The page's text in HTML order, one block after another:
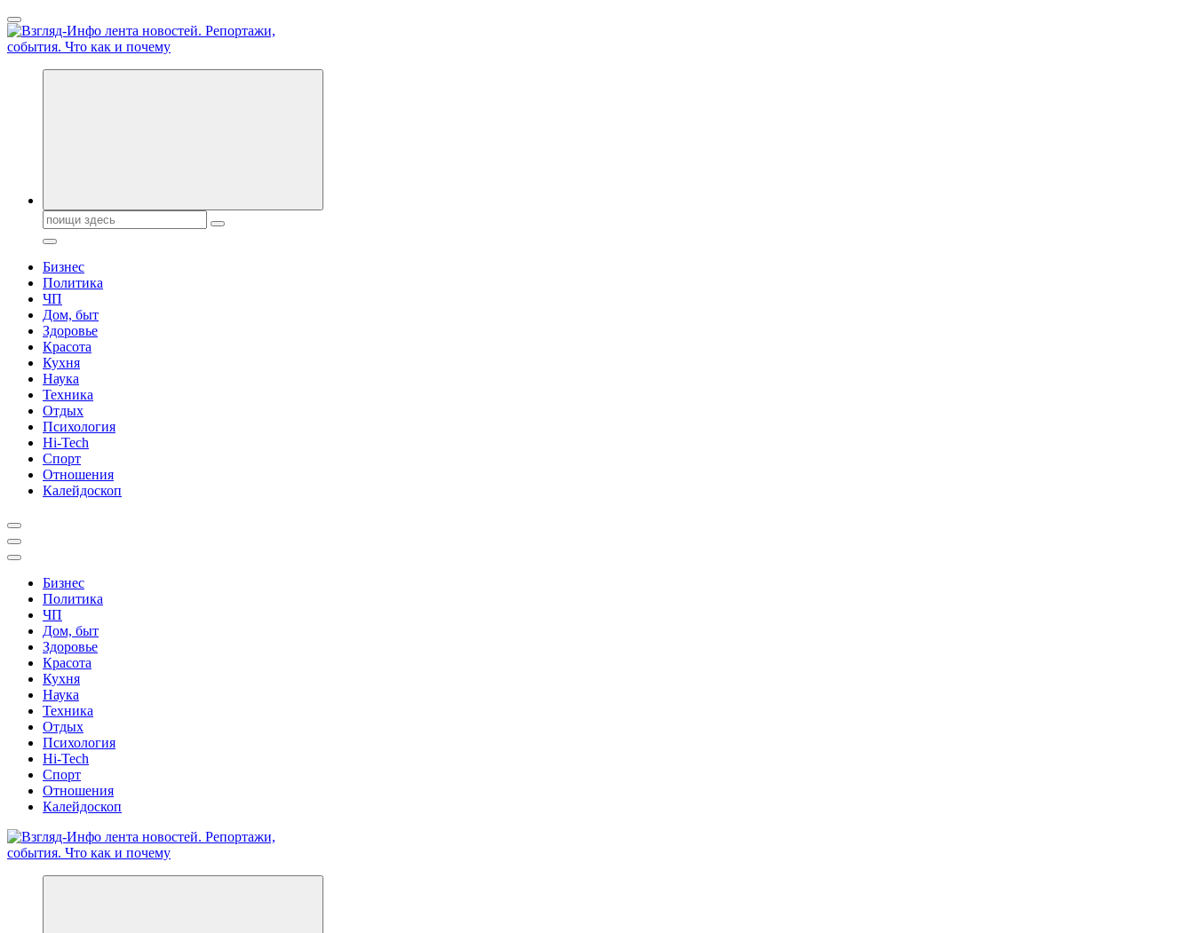
Перейти
к
содержанию
Обо всем и обо всех, что зачем и почему. Новости политики, бизнеса, экономики, ответы на любые вопросы. Портал свежих новостей политики и бизнеса
Поиск:
Бизнес
Политика
ЧП
Дом, быт
Здоровье
Красота
Кухня
Наука
Техника
Отдых
Психология
Hi-Tech
Спорт
Отношения
Калейдоскоп
Бизнес
Политика
ЧП
Дом, быт
Здоровье
Красота
Кухня
Наука
Техника
Отдых
Психология
Hi-Tech
Спорт
Отношения
Калейдоскоп
Обо всем и обо всех, что зачем и почему. Новости политики, бизнеса, экономики, ответы на любые вопросы. Портал свежих новостей политики и бизнеса